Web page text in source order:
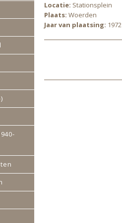
Locatie: Stationsplein
Plaats: Woerden
Jaar van plaatsing: 1972